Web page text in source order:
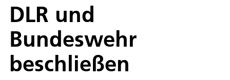
DLR und
Bundeswehr
beschließen